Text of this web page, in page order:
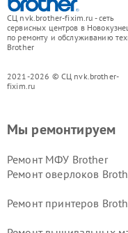
СЦ nvk.brother-fixim.ru - сеть
сервисных центров в
по ремонту и обслуживанию
Brother
2021-2026 © СЦ nvk.brother-
fixim.ru
Мы ремонтируем
Ремонт МФУ Brother
Ремонт оверлоков
Ремонт принтеров